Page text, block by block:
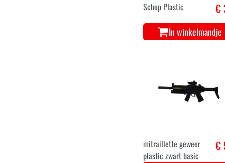
Schop Plastic €
In winkelmandje
mitraillette geweer
plastic zwart basic
€